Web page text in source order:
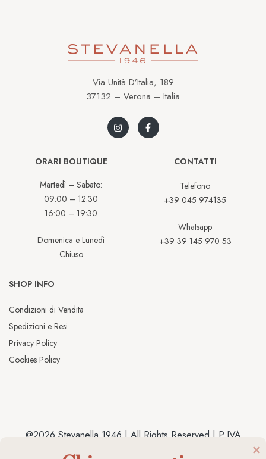
Via Unità D’Italia, 189
37132 – Verona – Italia
ORARI BOUTIQUE
Martedì – Sabato:
09:00 – 12:30
16:00 – 19:30
Domenica e Lunedì
Chiuso
CONTATTI
Telefono
+39 045 974135
Whatsapp
+39 39 145 970 53
SHOP INFO
Condizioni di Vendita
Spedizioni e Resi
Privacy Policy
Cookies Policy
@2026 Stevanella 1946 | All Rights Reserved | P.IVA